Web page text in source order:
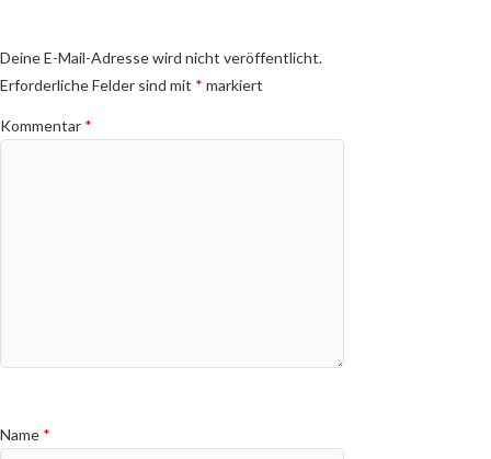
Deine E-Mail-Adresse wird nicht veröffentlicht.
Erforderliche Felder sind mit * markiert
Kommentar *
Name *